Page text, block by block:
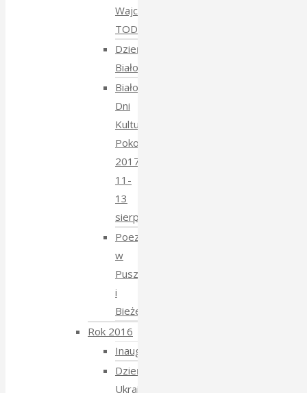
Wajciuszkiewicza
TODARA
Dzień
Białoruski
Białowieskie
Dni
Kultury
Pokoju
2017
11-
13
sierpnia
Poezja
w
Puszczy
i
Bieżeństwo
Rok 2016
Inauguracja
Dzień
Ukraiński